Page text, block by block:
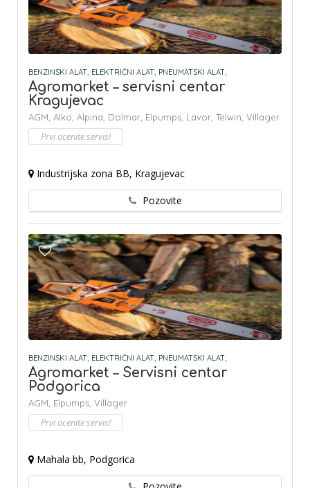
BENZINSKI ALAT, ELEKTRIČNI ALAT, PNEUMATSKI ALAT,
Agromarket – servisni centar
Kragujevac
AGM, Alko, Alpina, Dolmar, Elpumps, Lavor, Telwin, Villager
Prvi ocenite servis!
Industrijska zona BB, Kragujevac
Pozovite
BENZINSKI ALAT, ELEKTRIČNI ALAT, PNEUMATSKI ALAT,
Agromarket – Servisni centar
Podgorica
AGM, Elpumps, Villager
Prvi ocenite servis!
Mahala bb, Podgorica